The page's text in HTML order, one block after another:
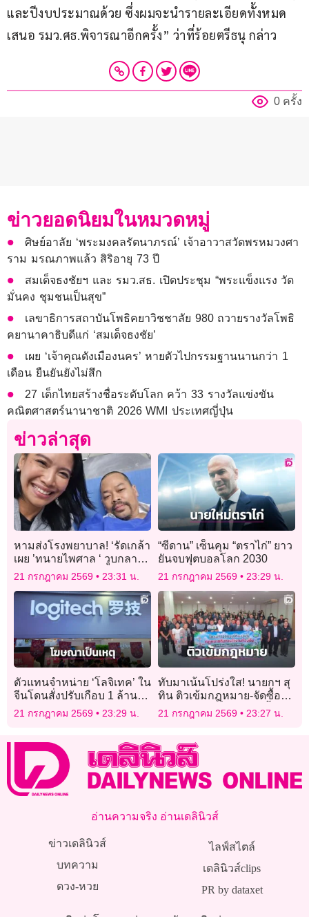
และปีงบประมาณด้วย ซึ่งผมจะนำรายละเอียดทั้งหมด
เสนอ รมว.ศธ.พิจารณาอีกครั้ง” ว่าที่ร้อยตรีธนุ กล่าว
0 ครั้ง
ข่าวยอดนิยมในหมวดหมู่
ศิษย์อาลัย ‘พระมงคลรัตนาภรณ์’ เจ้าอาวาสวัดพรหมวงศา
ราม มรณภาพแล้ว สิริอายุ 73 ปี
สมเด็จธงชัยฯ และ รมว.สธ. เปิดประชุม “พระแข็งแรง วัด
มั่นคง ชุมชนเป็นสุข”
เลขาธิการสถาบันโพธิคยาวิชชาลัย 980 ถวายรางวัลโพธิ
คยานาคาธิบดีแก่ ‘สมเด็จธงชัย’
เผย ‘เจ้าคุณดังเมืองนคร’ หายตัวไปกรรมฐานนานกว่า 1
เดือน ยืนยันยังไม่สึก
27 เด็กไทยสร้างชื่อระดับโลก คว้า 33 รางวัลแข่งขัน
คณิตศาสตร์นานาชาติ 2026 WMI ประเทศญี่ปุ่น
ข่าวล่าสุด
หามส่งโรงพยาบาล! ‘รัดเกล้า
เผย ’ทนายไพศาล ‘ วูบกลาง
วงประชุม กมธ.พบ หัวใจเต้น
ผิดจังหวะ ตอนนี้ปลอดภัย
แล้ว
21 กรกฎาคม 2569 23:31 น.
“ซีดาน” เซ็นคุม “ตราไก่” ยาว
ยันจบฟุตบอลโลก 2030
21 กรกฎาคม 2569 23:29 น.
ตัวแทนจำหน่าย ‘โลจิเทค’ ใน
จีนโดนสั่งปรับเกือบ 1 ล้าน
บาท เหตุทำโฆษณาเหยียด
ลูกค้าเป็น ‘สุนัข’
21 กรกฎาคม 2569 23:29 น.
ทับมาเน้นโปร่งใส! นายกฯ สุ
ทิน ติวเข้มกฎหมาย-จัดซื้อจัด
จ้าง เจ้าหน้าที่เทศบาล ย้ำใช้
งบแผ่นดินให้คุ้มค่าสูงสุด
21 กรกฎาคม 2569 23:27 น.
อ่านความจริง อ่านเดลินิวส์
ข่าวเดลินิวส์
บทความ
ดวง-หวย
ไลฟ์สไตล์
เดลินิวส์clips
PR by dataxet